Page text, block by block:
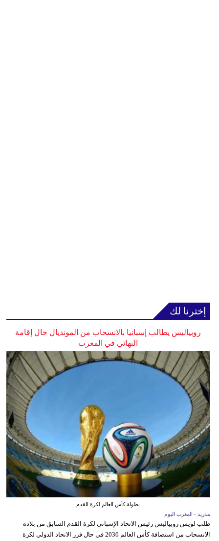
إخترنا لك
روبياليس يطالب إسبانيا بالانسحاب من المونديال حال إقامة
النهائي في المغرب
بطولة كأس العالم لكرة القدم
مدريد - المغرب اليوم
طلب لويس روبياليس رئيس الاتحاد الإسباني لكرة القدم السابق من بلاده
الانسحاب من استضافة كأس العالم 2030 في حال قرر الاتحاد الدولي لكرة